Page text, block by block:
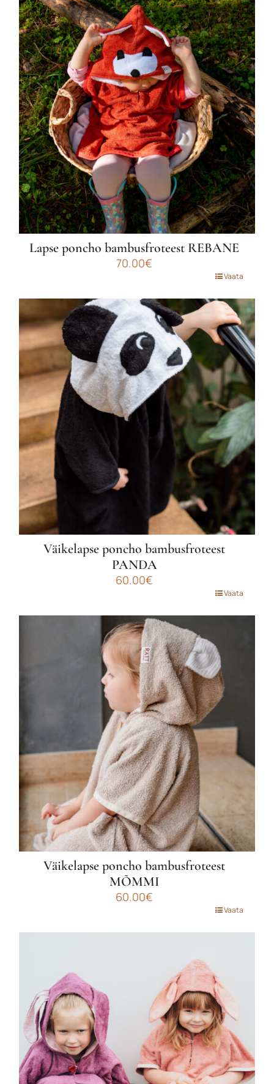
on
mitu
varianti.
Valikuid
saab
teha
tootelehel.
Lapse poncho bambusfroteest REBANE
70.00€
mitu
varianti.
Valikuid
saab
teha
tootelehel.
Vaata
Väikelapse poncho bambusfroteest
PANDA
60.00€
Vaata
Väikelapse poncho bambusfroteest
MÕMMI
60.00€
Valikuid
saab
teha
tootelehel.
Vaata